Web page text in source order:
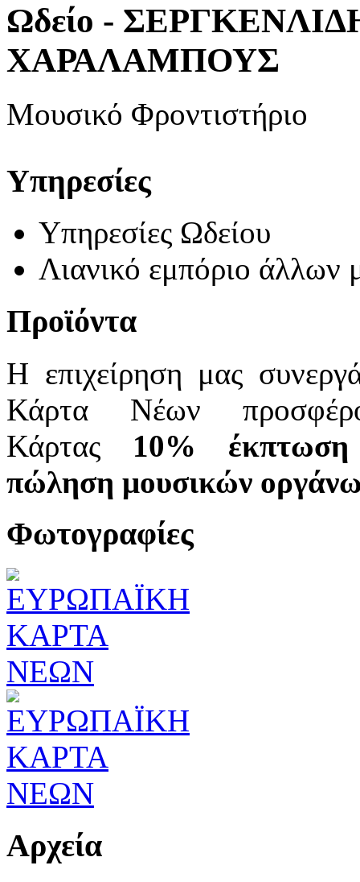
Ωδείο -
ΧΑΡΑΛΑΜΠΟΥΣ
Μουσικό Φροντιστήριο
Υπηρεσίες
Υπηρεσίες Ωδείου
Λιανικό εμπόριο άλλων
Προϊόντα
Η επιχείρηση μας
Κάρτα Νέων
Κάρτας 10%
πώληση μουσικών
Φωτογραφίες
Αρχεία